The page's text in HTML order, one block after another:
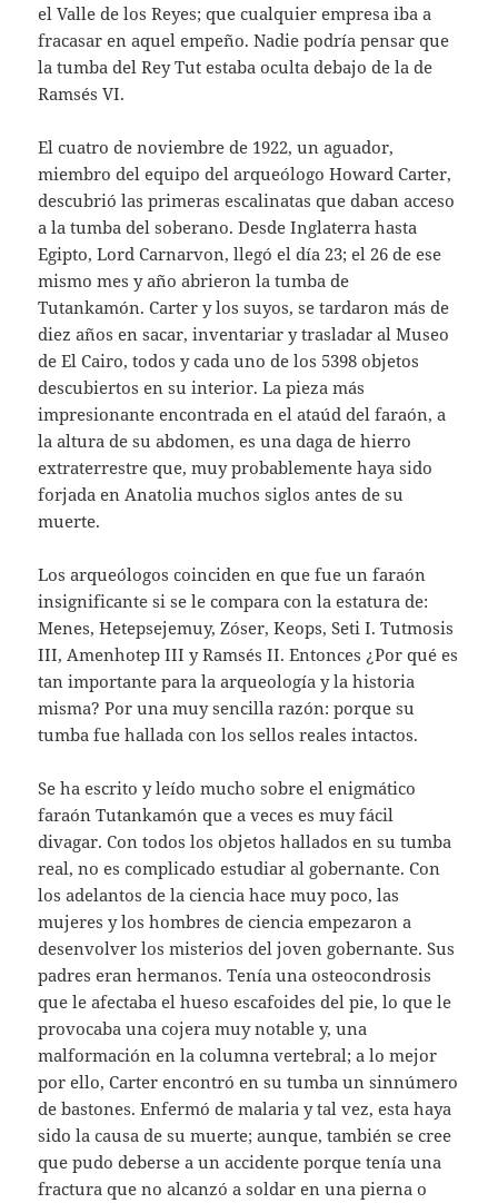
el Valle de los Reyes; que cualquier empresa iba a
fracasar en aquel empeño. Nadie podría pensar que
la tumba del Rey Tut estaba oculta debajo de la de
Ramsés VI.
El cuatro de noviembre de 1922, un aguador,
miembro del equipo del arqueólogo Howard Carter,
descubrió las primeras escalinatas que daban acceso
a la tumba del soberano. Desde Inglaterra hasta
Egipto, Lord Carnarvon, llegó el día 23; el 26 de ese
mismo mes y año abrieron la tumba de
Tutankamón. Carter y los suyos, se tardaron más de
diez años en sacar, inventariar y trasladar al Museo
de El Cairo, todos y cada uno de los 5398 objetos
descubiertos en su interior. La pieza más
impresionante encontrada en el ataúd del faraón, a
la altura de su abdomen, es una daga de hierro
extraterrestre que, muy probablemente haya sido
forjada en Anatolia muchos siglos antes de su
muerte.
Los arqueólogos coinciden en que fue un faraón
insignificante si se le compara con la estatura de:
Menes, Hetepsejemuy, Zóser, Keops, Seti I. Tutmosis
III, Amenhotep III y Ramsés II. Entonces ¿Por qué es
tan importante para la arqueología y la historia
misma? Por una muy sencilla razón: porque su
tumba fue hallada con los sellos reales intactos.
Se ha escrito y leído mucho sobre el enigmático
faraón Tutankamón que a veces es muy fácil
divagar. Con todos los objetos hallados en su tumba
real, no es complicado estudiar al gobernante. Con
los adelantos de la ciencia hace muy poco, las
mujeres y los hombres de ciencia empezaron a
desenvolver los misterios del joven gobernante. Sus
padres eran hermanos. Tenía una osteocondrosis
que le afectaba el hueso escafoides del pie, lo que le
provocaba una cojera muy notable y, una
malformación en la columna vertebral; a lo mejor
por ello, Carter encontró en su tumba un sinnúmero
de bastones. Enfermó de malaria y tal vez, esta haya
sido la causa de su muerte; aunque, también se cree
que pudo deberse a un accidente porque tenía una
fractura que no alcanzó a soldar en una pierna o